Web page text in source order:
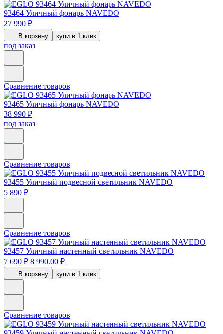
93464 Уличный фонарь NAVEDO
27 990 ₽
В корзину купи в 1 клик
под заказ
Сравнение товаров
93465 Уличный фонарь NAVEDO
38 990 ₽
под заказ
Сравнение товаров
93455 Уличный подвесной светильник NAVEDO
5 890 ₽
Сравнение товаров
93457 Уличный настенный светильник NAVEDO
7 690 ₽ 8 990.00 ₽
В корзину купи в 1 клик
Сравнение товаров